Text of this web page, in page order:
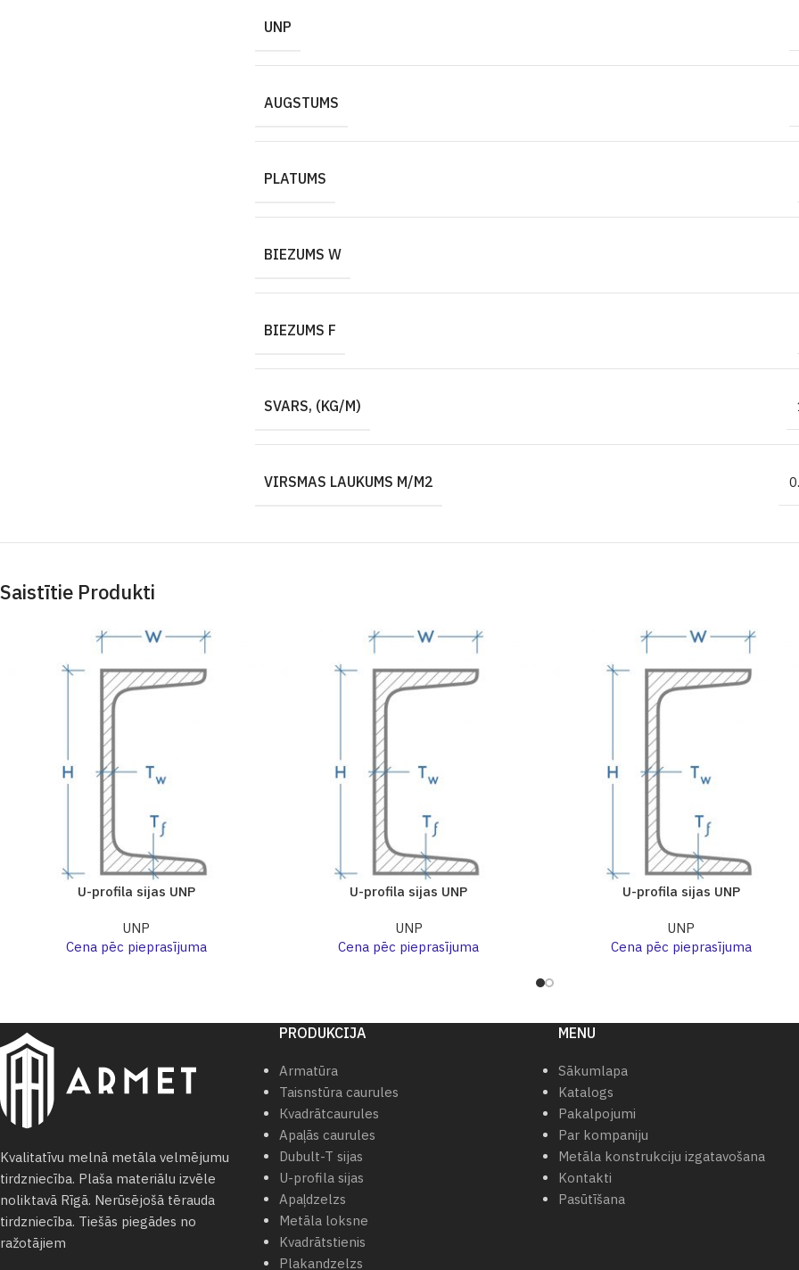
UNP
AUGSTUMS
PLATUMS
BIEZUMS W
BIEZUMS F
SVARS, (KG/M)
VIRSMAS LAUKUMS M/M2
Saistītie Produkti
U-profila sijas UNP
UNP
Cena pēc pieprasījuma
U-profila sijas UNP
UNP
Cena pēc pieprasījuma
U-profila sijas UNP
UNP
Cena pēc pieprasījuma
Kvalitatīvu melnā metāla velmējumu
tirdzniecība. Plaša materiālu izvēle
noliktavā Rīgā. Nerūsējošā tērauda
tirdzniecība. Tiešās piegādes no
ražotājiem
PRODUKCIJA
Armatūra
Taisnstūra caurules
Кvadrātcaurules
Apaļās caurules
Dubult-T sijas
U-profila sijas
Apaļdzelzs
Metāla loksne
Kvadrātstienis
Plakandzelzs
MENU
Sākumlapa
Katalogs
Pakalpojumi
Par kompaniju
Metāla konstrukciju izgatavošana
Kontakti
Pasūtīšana